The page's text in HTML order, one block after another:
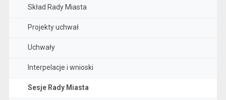
Skład Rady Miasta
Projekty uchwał
Uchwały
Interpelacje i wnioski
Sesje Rady Miasta